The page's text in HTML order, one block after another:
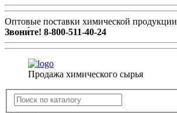
Оптовые поставки химической продукции
Звони́те! 8-800-511-40-24
Продажа химического сырья